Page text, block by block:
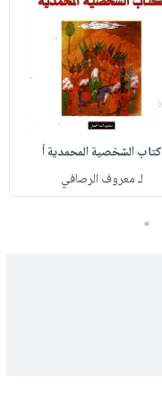
كتاب الشخصية المحمدية أ
لـ معروف الرصافي
5